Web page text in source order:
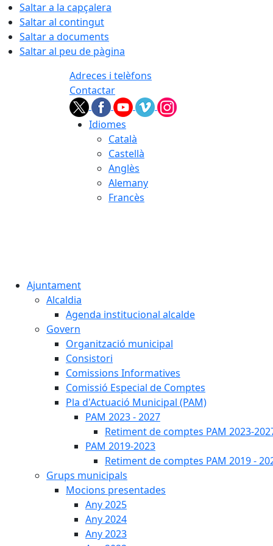
Saltar a la capçalera
Saltar al contingut
Saltar a documents
Saltar al peu de pàgina
Adreces i telèfons
Contactar
Idiomes
Català
Castellà
Anglès
Alemany
Francès
Ajuntament
Alcaldia
Agenda institucional alcalde
Govern
Organització municipal
Consistori
Comissions Informatives
Comissió Especial de Comptes
Pla d'Actuació Municipal (PAM)
PAM 2023 - 2027
Retiment de comptes PAM 2023-
PAM 2019-2023
Retiment de comptes PAM 2019 -
Grups municipals
Mocions presentades
Any 2025
Any 2024
Any 2023